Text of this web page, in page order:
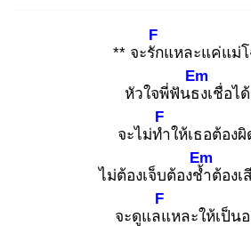
** จะรัก
F
แหละแค่แม่
หัวใจพี่ฟันธง
Em
เชื่อไ
จะไม่ทำ
F
ให้เธอต้อง
ไม่ต้องเจ็บต้องช้ำ
Em
ต้องเ
จะดูแลแ
F
หละให้เป็น